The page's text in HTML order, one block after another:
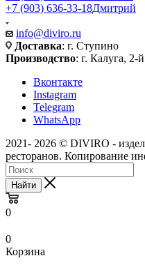
+7 (903) 636-33-18Дмитрий
info@diviro.ru
Доставка: г. Ступино
Производство: г. Калуга, 2-
Вконтакте
Instagram
Telegram
WhatsApp
2021- 2026 © DIVIRO -
ресторанов. Копирование
Найти
0
0
Корзина